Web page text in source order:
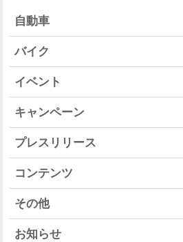
自動車
バイク
イベント
キャンペーン
プレスリリース
コンテンツ
その他
お知らせ